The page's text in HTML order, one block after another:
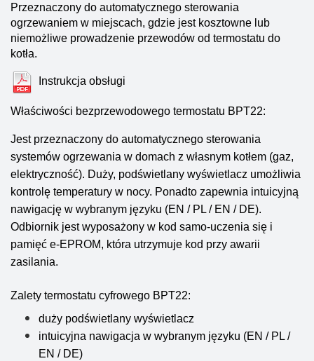
Przeznaczony do automatycznego sterowania
ogrzewaniem w miejscach, gdzie jest kosztowne lub
niemożliwe prowadzenie przewodów od termostatu do
kotła.
Instrukcja obsługi
Właściwości bezprzewodowego termostatu BPT22:
Jest przeznaczony do automatycznego sterowania
systemów ogrzewania w domach z własnym kotłem (gaz,
elektryczność). Duży, podświetlany wyświetlacz umożliwia
kontrolę temperatury w nocy. Ponadto zapewnia intuicyjną
nawigację w wybranym języku (EN / PL / EN / DE).
Odbiornik jest wyposażony w kod samo-uczenia się i
pamięć e-EPROM, która utrzymuje kod przy awarii
zasilania.
Zalety termostatu cyfrowego BPT22:
duży podświetlany wyświetlacz
intuicyjna nawigacja w wybranym języku (EN / PL /
EN / DE)